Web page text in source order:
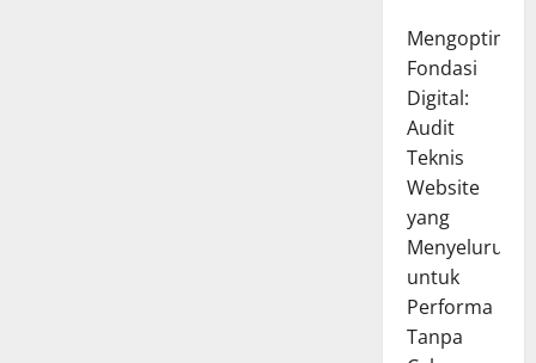
Fondasi
Digital:
Audit
Teknis
Website
yang
Menyeluruh
untuk
Performa
Tanpa